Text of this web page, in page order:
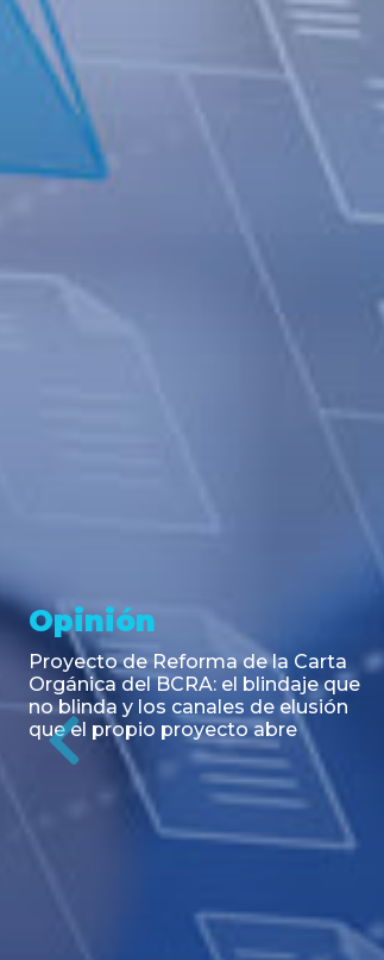
Noticia
RESOLUCIÓN 271/2026 de la
SECRETARIA DE COORDINACIÓN
DE PRODUCCIÓN: Actualización y
unificación de las advertencias
obligatorias en la publicidad de
juegos y apuestas en...
Previous